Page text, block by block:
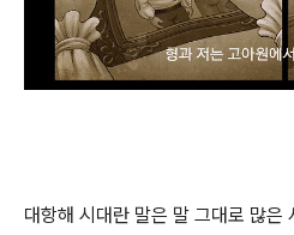
대항해 시대란 말은 말 그대로 많은